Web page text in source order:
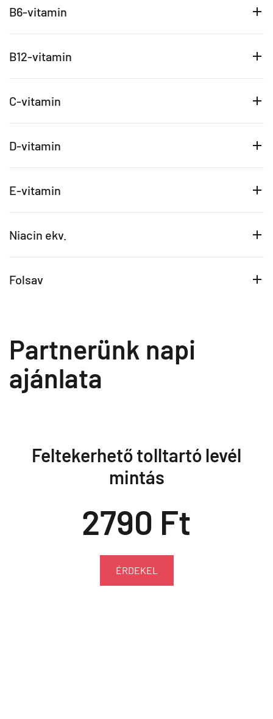
B6-vitamin
B12-vitamin
C-vitamin
D-vitamin
E-vitamin
Niacin ekv.
Folsav
Partnerünk napi
ajánlata
Feltekerhető tolltartó levél
mintás
2790 Ft
ÉRDEKEL